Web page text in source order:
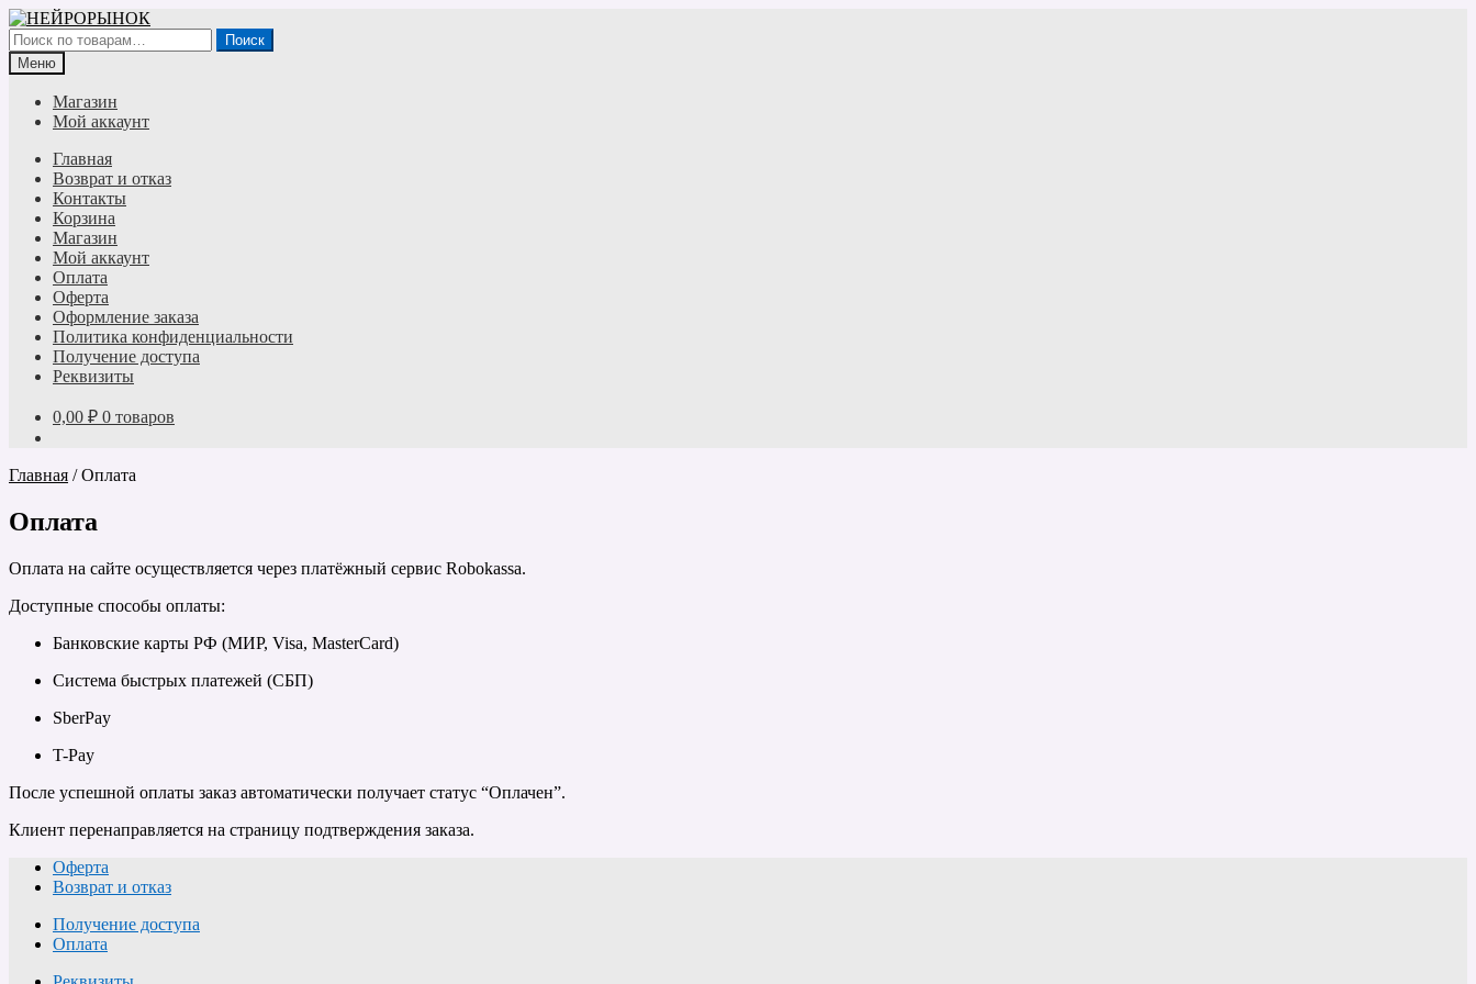
Перейти
к
навигации
Перейти
к
содержимому
Искать:
Поиск
Меню
Магазин
Мой аккаунт
Главная
Возврат и отказ
Контакты
Корзина
Магазин
Мой аккаунт
Оплата
Оферта
Оформление заказа
Политика конфиденциальности
Получение доступа
Реквизиты
0,00 ₽ 0 товаров
Главная /Оплата
Оплата
Оплата на сайте осуществляется через платёжный сервис Robokassa.
Доступные способы оплаты:
Банковские карты РФ (МИР, Visa, MasterCard)
Система быстрых платежей (СБП)
SberPay
T-Pay
После успешной оплаты заказ автоматически получает статус “Оплачен”.
Клиент перенаправляется на страницу подтверждения заказа.
Оферта
Возврат и отказ
Получение доступа
Оплата